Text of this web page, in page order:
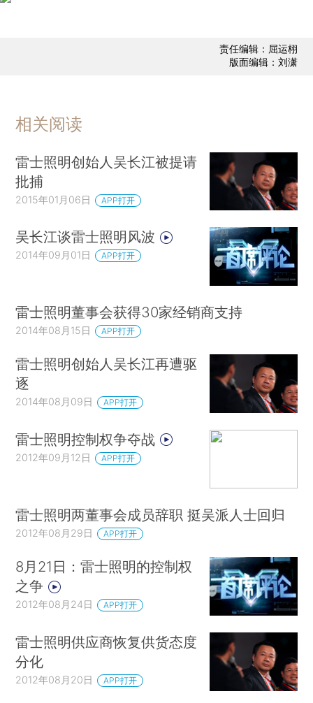
责任编辑：屈运栩
版面编辑：刘潇
相关阅读
雷士照明创始人吴长江被提请
批捕
2015年01月06日 APP打开
吴长江谈雷士照明风波
2014年09月01日 APP打开
雷士照明董事会获得30家经销商支持
2014年08月15日 APP打开
雷士照明创始人吴长江再遭驱
逐
2014年08月09日 APP打开
雷士照明控制权争夺战
2012年09月12日 APP打开
雷士照明两董事会成员辞职 挺吴派人士回归
2012年08月29日 APP打开
8月21日：雷士照明的控制权
之争
2012年08月24日 APP打开
雷士照明供应商恢复供货态度
分化
2012年08月20日 APP打开